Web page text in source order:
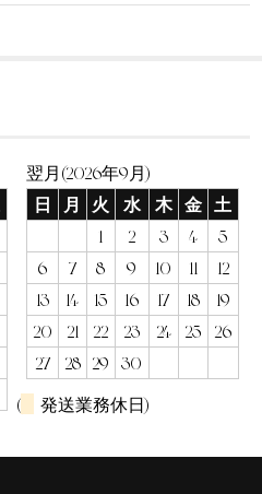
翌月(2026年9月)
日
月 火 水 木 金
土
1
2 3 4
5
6
7 8 9 10 11
12
13
14 15 16 17 18
19
20
21 22 23 24 25
26
27
28 29
30
(
発送業務休日)